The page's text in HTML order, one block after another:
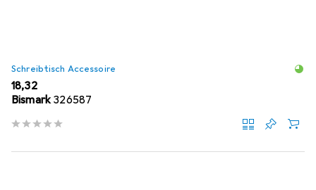
Schreibtisch Accessoire
EUR
18,32
Bismark326587